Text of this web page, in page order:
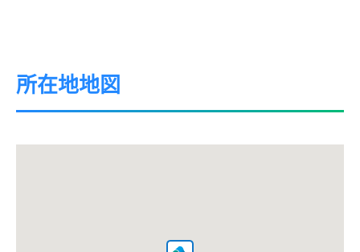
所在地地図